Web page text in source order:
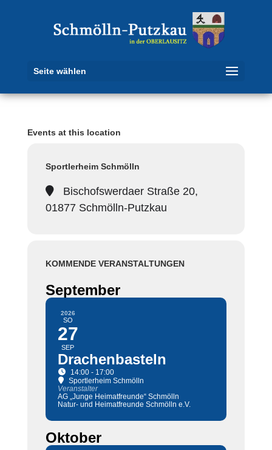
Seite wählen
Events at this location
Sportlerheim Schmölln
Bischofswerdaer Straße 20,
01877 Schmölln-Putzkau
KOMMENDE VERANSTALTUNGEN
September
2026
SO
27
SEP
Drachenbasteln
14:00 - 17:00
Sportlerheim Schmölln
Veranstalter
AG „Junge Heimatfreunde“ Schmölln
Natur- und Heimatfreunde Schmölln e.V.
Oktober